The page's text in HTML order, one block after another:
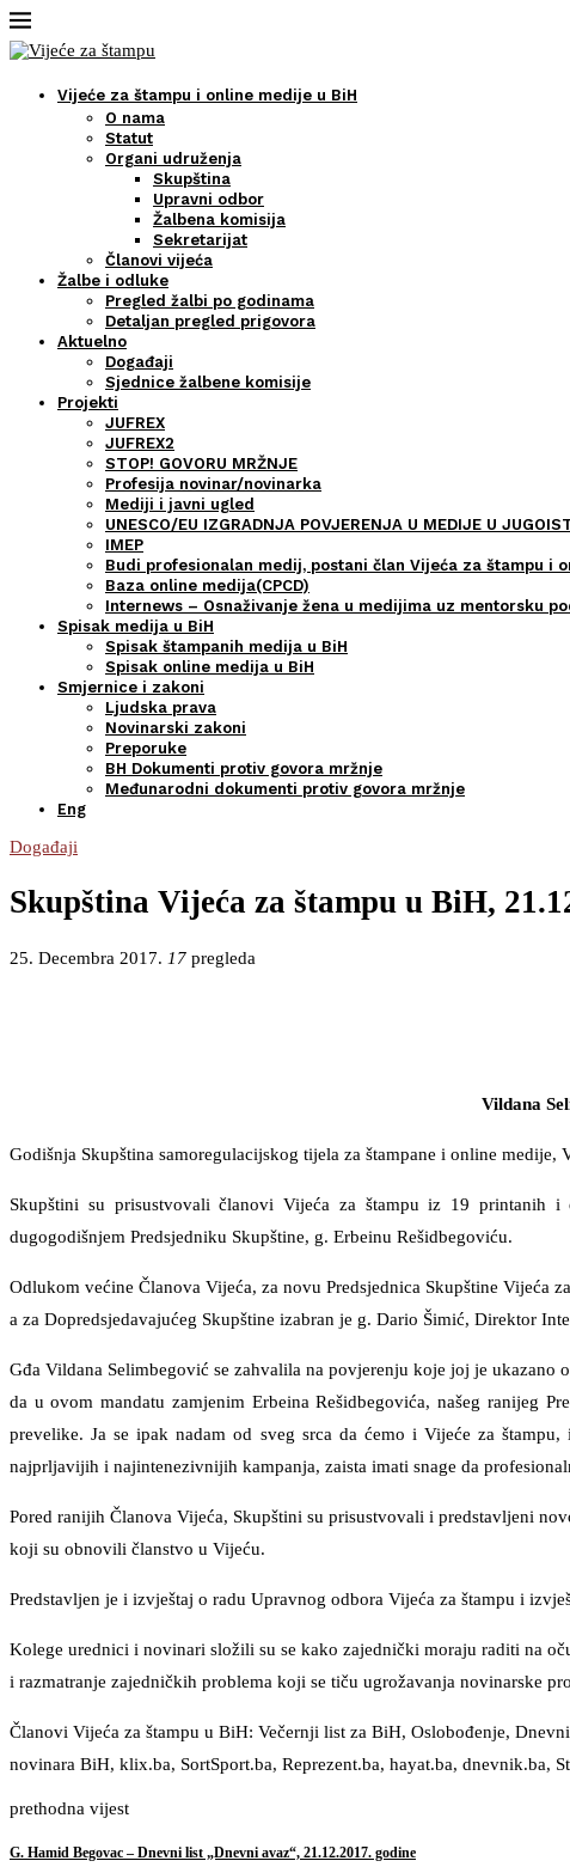
Vijeće za štampu i online medije u BiH
O nama
Statut
Organi udruženja
Skupština
Upravni odbor
Žalbena komisija
Sekretarijat
Članovi vijeća
Žalbe i odluke
Pregled žalbi po godinama
Detaljan pregled prigovora
Aktuelno
Događaji
Sjednice žalbene komisije
Projekti
JUFREX
JUFREX2
STOP! GOVORU MRŽNJE
Profesija novinar/novinarka
Mediji i javni ugled
UNESCO/EU IZGRADNJA POVJERENJA U MEDIJE U
IMEP
Budi profesionalan medij, postani član Vijeća za štampu i
Baza online medija(CPCD)
Internews – Osnaživanje žena u medijima uz mentorsku
Spisak medija u BiH
Spisak štampanih medija u BiH
Spisak online medija u BiH
Smjernice i zakoni
Ljudska prava
Novinarski zakoni
Preporuke
BH Dokumenti protiv govora mržnje
Međunarodni dokumenti protiv govora mržnje
Eng
Događaji
Skupština Vijeća za štampu u BiH,
25. Decembra 2017. 17 pregleda
Vildana
Godišnja Skupština samoregulacijskog tijela za štampane i online
Skupštini su prisustvovali članovi Vijeća za štampu iz 19 printanih i
dugogodišnjem Predsjedniku Skupštine, g. Erbeinu Rešidbegoviću.
Odlukom većine Članova Vijeća, za novu Predsjednica Skupštine Vijeća
a za Dopredsjedavajućeg Skupštine izabran je g. Dario Šimić, Direktor
Gđa Vildana Selimbegović se zahvalila na povjerenju koje joj je ukazano
da u ovom mandatu zamjenim Erbeina Rešidbegovića, našeg ranijeg
prevelike. Ja se ipak nadam od sveg srca da ćemo i Vijeće za
najprljavijih i najintenezivnijih kampanja, zaista imati snage da
Pored ranijih Članova Vijeća, Skupštini su prisustvovali i predstavljeni
koji su obnovili članstvo u Vijeću.
Predstavljen je i izvještaj o radu Upravnog odbora Vijeća za štampu i
Kolege urednici i novinari složili su se kako zajednički moraju raditi na
i razmatranje zajedničkih problema koji se tiču ugrožavanja novinarske
Članovi Vijeća za štampu u BiH: Večernji list za BiH, Oslobođenje,
novinara BiH, klix.ba, SortSport.ba, Reprezent.ba, hayat.ba, dnevnik.ba,
prethodna vijest
G. Hamid Begovac – Dnevni list „Dnevni avaz“, 21.12.2017. godine